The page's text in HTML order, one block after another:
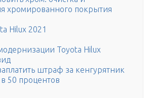
хромированного покрытия
Hilux 2021
Toyota Hilux
штраф за кенгурятник
50 процентов